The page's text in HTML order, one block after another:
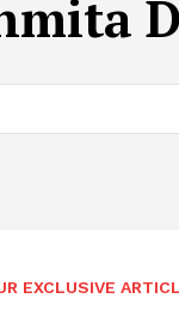
EXCLUSIVE